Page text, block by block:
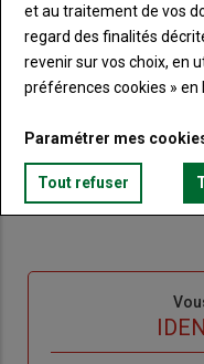
Liste
à
puce
Accédez à tous
Consultez le
numérique, sur
newsletter du
et au traitement de vos
regard des finalités
revenir sur vos choix, en
préférences cookies » en
Paramétrer mes
Tout refuser